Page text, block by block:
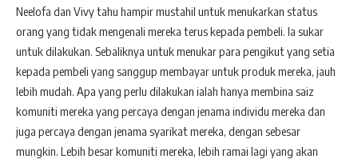
Neelofa dan Vivy tahu hampir mustahil untuk menukarkan status
orang yang tidak mengenali mereka terus kepada pembeli. Ia sukar
untuk dilakukan. Sebaliknya untuk menukar para pengikut yang setia
kepada pembeli yang sanggup membayar untuk produk mereka, jauh
lebih mudah. Apa yang perlu dilakukan ialah hanya membina saiz
komuniti mereka yang percaya dengan jenama individu mereka dan
juga percaya dengan jenama syarikat mereka, dengan sebesar
mungkin. Lebih besar komuniti mereka, lebih ramai lagi yang akan